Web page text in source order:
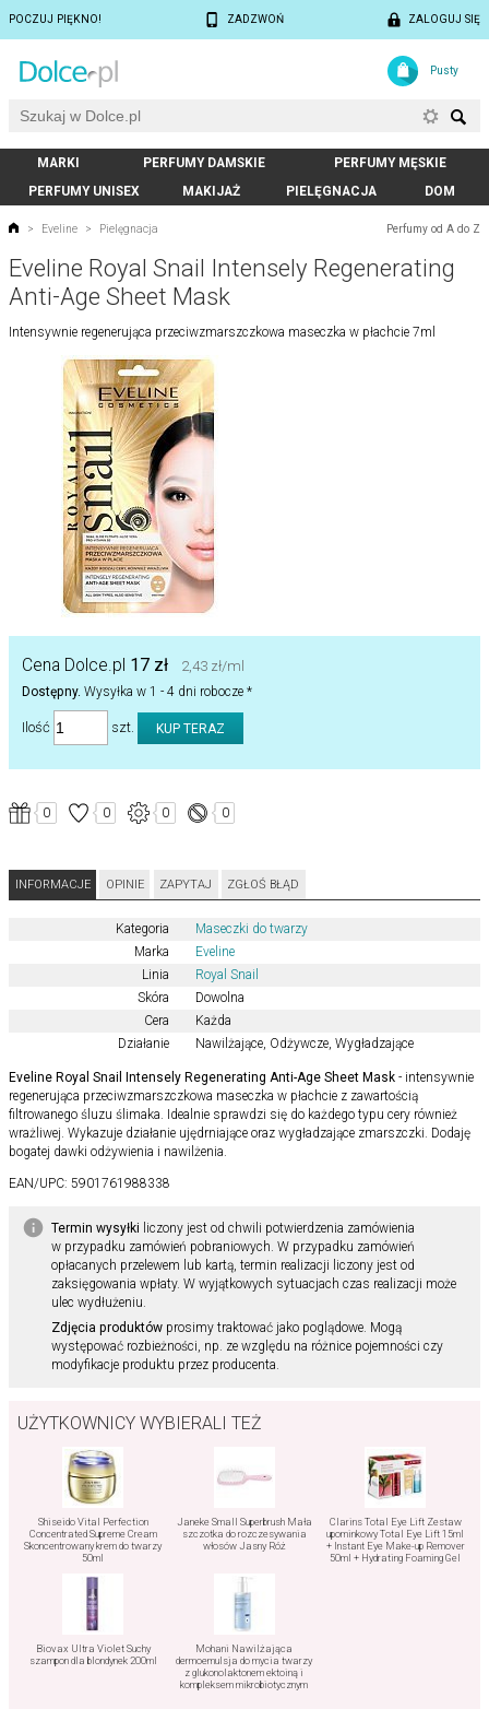
POCZUJ PIĘKNO! ZADZWOŃ ZALOGUJ SIĘ
Pusty
MARKI PERFUMY DAMSKIE
PERFUMY MĘSKIE
PERFUMY UNISEX
MAKIJAŻ PIELĘGNACJA DOM
Perfumy od A do Z
> Eveline > Pielęgnacja
Eveline Royal Snail Intensely Regenerating
Anti-Age Sheet Mask
Intensywnie regenerująca przeciwzmarszczkowa maseczka w płachcie 7ml
Cena Dolce.pl 17 zł 2,43 zł/ml
Dostępny. Wysyłka w 1 - 4 dni robocze *
Ilość szt.
0 0 0 0
INFORMACJE OPINIE ZAPYTAJ ZGŁOŚ BŁĄD
Kategoria
Maseczki do twarzy
Marka
Eveline
Linia
Royal Snail
Skóra
Dowolna
Cera
Każda
Działanie
Nawilżające, Odżywcze, Wygładzające
Eveline Royal Snail Intensely Regenerating Anti-Age Sheet Mask - intensywnie
regenerująca przeciwzmarszczkowa maseczka w płachcie z zawartością
filtrowanego śluzu ślimaka. Idealnie sprawdzi się do każdego typu cery również
wrażliwej. Wykazuje działanie ujędrniające oraz wygładzające zmarszczki. Dodaję
bogatej dawki odżywienia i nawilżenia.
EAN/UPC: 5901761988338
Termin wysyłki liczony jest od chwili potwierdzenia zamówienia
w przypadku zamówień pobraniowych. W przypadku zamówień
opłacanych przelewem lub kartą, termin realizacji liczony jest od
zaksięgowania wpłaty. W wyjątkowych sytuacjach czas realizacji może
ulec wydłużeniu.
Zdjęcia produktówprosimy traktować jako poglądowe. Mogą
występować rozbieżności, np. ze względu na różnice pojemności czy
modyfikacje produktu przez producenta.
UŻYTKOWNICY WYBIERALI TEŻ
Shiseido Vital Perfection
Concentrated Supreme Cream
Skoncentrowany krem do twarzy
50ml
Janeke Small Superbrush Mała
szczotka do rozczesywania
włosów Jasny Róż
Clarins Total Eye Lift Zestaw
upominkowy Total Eye Lift 15ml
+ Instant Eye Make-up Remover
50ml + Hydrating Foaming Gel
Biovax Ultra Violet Suchy
szampon dla blondynek 200ml
Mohani Nawilżająca
dermoemulsja do mycia twarzy
z glukonolaktonem ektoiną i
kompleksem mikrobiotycznym